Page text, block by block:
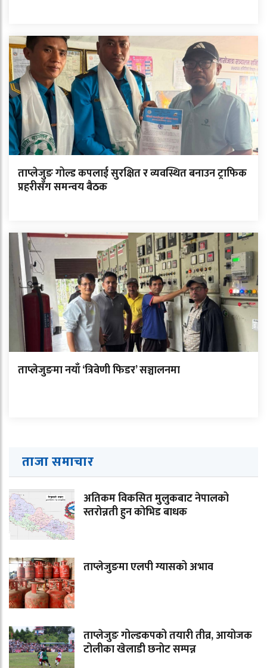
ताप्लेजुङ गोल्ड कपलाई सुरक्षित र व्यवस्थित बनाउन ट्राफिक
प्रहरीसँग समन्वय बैठक
ताप्लेजुङमा नयाँ ‘त्रिवेणी फिडर’ सञ्चालनमा
ताजा समाचार
अतिकम विकसित मुलुकबाट नेपालको
स्तरोन्नती हुन कोभिड बाधक
ताप्लेजुङमा एलपी ग्यासको अभाव
ताप्लेजुङ गोल्डकपको तयारी तीव्र, आयोजक
टोलीका खेलाडी छनोट सम्पन्न